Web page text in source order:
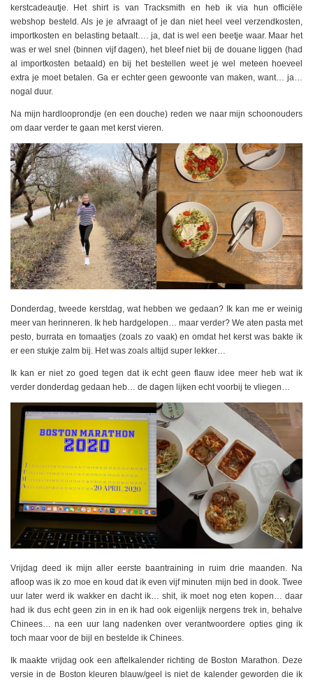
kerstcadeautje. Het shirt is van Tracksmith en heb ik via hun officiële
webshop besteld. Als je je afvraagt of je dan niet heel veel verzendkosten,
importkosten en belasting betaalt…. ja, dat is wel een beetje waar. Maar het
was er wel snel (binnen vijf dagen), het bleef niet bij de douane liggen (had
al importkosten betaald) en bij het bestellen weet je wel meteen hoeveel
extra je moet betalen. Ga er echter geen gewoonte van maken, want… ja…
nogal duur.
Na mijn hardlooprondje (en een douche) reden we naar mijn schoonouders
om daar verder te gaan met kerst vieren.
Donderdag, tweede kerstdag, wat hebben we gedaan? Ik kan me er weinig
meer van herinneren. Ik heb hardgelopen… maar verder? We aten pasta met
pesto, burrata en tomaatjes (zoals zo vaak) en omdat het kerst was bakte ik
er een stukje zalm bij. Het was zoals altijd super lekker…
Ik kan er niet zo goed tegen dat ik echt geen flauw idee meer heb wat ik
verder donderdag gedaan heb… de dagen lijken echt voorbij te vliegen…
Vrijdag deed ik mijn aller eerste baantraining in ruim drie maanden. Na
afloop was ik zo moe en koud dat ik even vijf minuten mijn bed in dook. Twee
uur later werd ik wakker en dacht ik… shit, ik moet nog eten kopen… daar
had ik dus echt geen zin in en ik had ook eigenlijk nergens trek in, behalve
Chinees… na een uur lang nadenken over verantwoordere opties ging ik
toch maar voor de bijl en bestelde ik Chinees.
Ik maakte vrijdag ook een aftelkalender richting de Boston Marathon. Deze
versie in de Boston kleuren blauw/geel is niet de kalender geworden die ik